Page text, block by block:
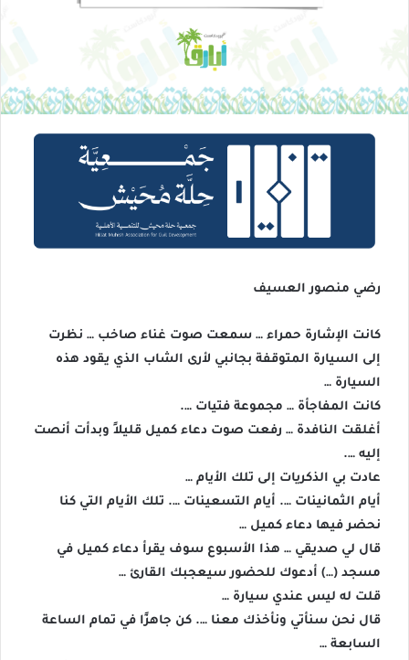
رضي منصور العسيف
كانت الإشارة حمراء … سمعت صوت غناء صاخب … نظرت
إلى السيارة المتوقفة بجانبي لأرى الشاب الذي يقود هذه
السيارة …
كانت المفاجأة … مجموعة فتيات ….
أغلقت النافدة … رفعت صوت دعاء كميل قليلاً وبدأت أنصت
إليه ….
عادت بي الذكريات إلى تلك الأيام …
أيام الثمانينات …. أيام التسعينات …. تلك الأيام التي كنا
نحضر فيها دعاء كميل …
قال لي صديقي … هذا الأسبوع سوف يقرأ دعاء كميل في
مسجد (…) أدعوك للحضور سيعجبك القارئ …
قلت له ليس عندي سيارة …
قال نحن سنأتي ونأخذك معنا …. كن جاهزًا في تمام الساعة
السابعة …